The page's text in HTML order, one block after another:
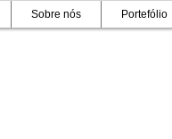
Sobre nós Portefólio